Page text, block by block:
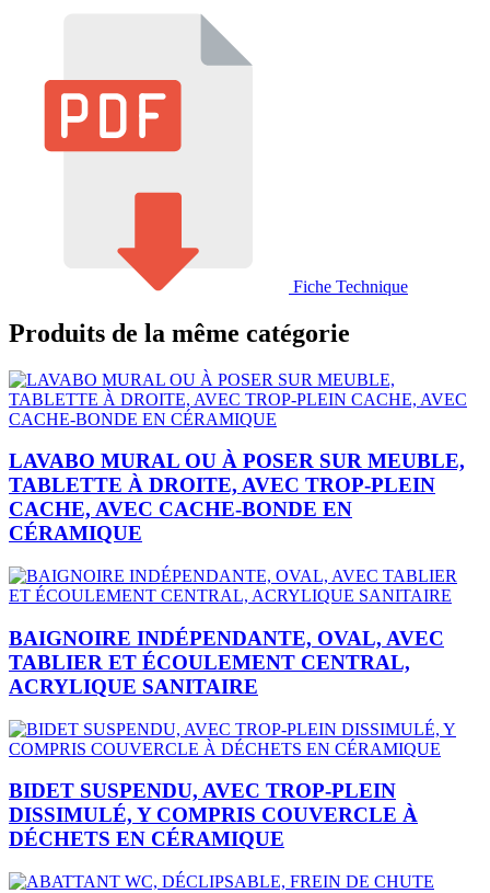
Fiche Technique
Produits de la même catégorie
LAVABO MURAL OU À POSER SUR MEUBLE,
TABLETTE À DROITE, AVEC TROP-PLEIN
CACHE, AVEC CACHE-BONDE EN
CÉRAMIQUE
BAIGNOIRE INDÉPENDANTE, OVAL, AVEC
TABLIER ET ÉCOULEMENT CENTRAL,
ACRYLIQUE SANITAIRE
BIDET SUSPENDU, AVEC TROP-PLEIN
DISSIMULÉ, Y COMPRIS COUVERCLE À
DÉCHETS EN CÉRAMIQUE